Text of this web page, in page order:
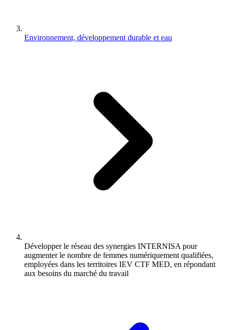
Environnement, développement durable et eau
Développer le réseau des synergies INTERNISA pour
augmenter le nombre de femmes numériquement qualifiées,
employées dans les territoires IEV CTF MED, en répondant
aux besoins du marché du travail